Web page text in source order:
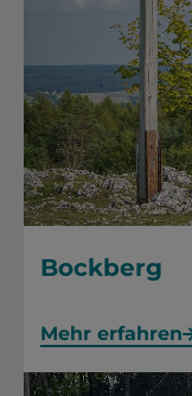
Bockberg
Mehr erfahren